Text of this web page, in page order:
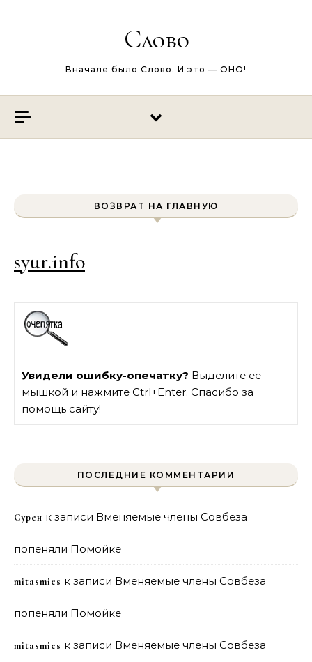
Слово
Вначале было Слово. И это — ОНО!
ВОЗВРАТ НА ГЛАВНУЮ
syur.info
Увидели ошибку-опечатку? Выделите ее
мышкой и нажмите Ctrl+Enter. Спасибо за
помощь сайту!
ПОСЛЕДНИЕ КОММЕНТАРИИ
Сурен к записи Вменяемые члены Совбеза
попеняли Помойке
mitasmies к записи Вменяемые члены Совбеза
попеняли Помойке
mitasmies к записи Вменяемые члены Совбеза